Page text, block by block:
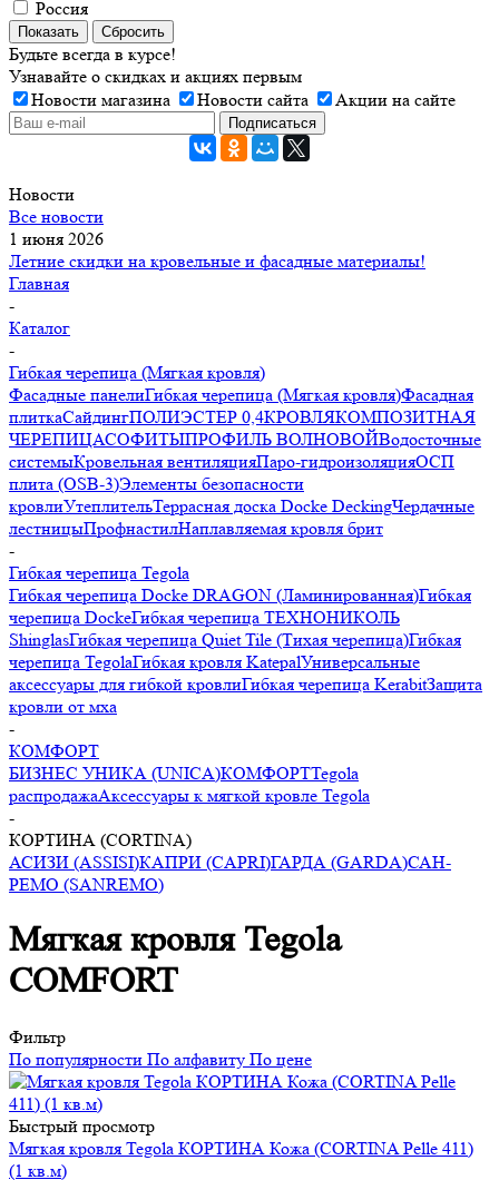
Россия
Показать Сбросить
Будьте всегда в курсе!
Узнавайте о скидках и акциях первым
Новости магазина
Новости сайта Акции на сайте
Новости
Все новости
1 июня 2026
Летние скидки на кровельные и фасадные материалы!
Главная
-
Каталог
-
Гибкая черепица (Мягкая кровля)
Фасадные панелиГибкая черепица (Мягкая кровля)Фасадная
плиткаСайдингПОЛИЭСТЕР 0,4КРОВЛЯКОМПОЗИТНАЯ
ЧЕРЕПИЦАСОФИТЫПРОФИЛЬ ВОЛНОВОЙВодосточные
системыКровельная вентиляцияПаро-гидроизоляцияОСП
плита (OSB-3)Элементы безопасности
кровлиУтеплительТеррасная доска Docke DeckingЧердачные
лестницыПрофнастилНаплавляемая кровля брит
-
Гибкая черепица Tegola
Гибкая черепица Docke DRAGON (Ламинированная)Гибкая
черепица DockeГибкая черепица ТЕХНОНИКОЛЬ
ShinglasГибкая черепица Quiet Tile (Тихая черепица)Гибкая
черепица TegolaГибкая кровля KatepalУниверсальные
аксессуары для гибкой кровлиГибкая черепица KerabitЗащита
кровли от мха
-
КОМФОРТ
БИЗНЕС УНИКА (UNICA)КОМФОРТTegola
распродажаАксессуары к мягкой кровле Tegola
-
КОРТИНА (CORTINA)
АСИЗИ (ASSISI)КАПРИ (CAPRI)ГАРДА (GARDA)САН-
РЕМО (SANREMO)
Мягкая кровля Tegola
COMFORT
Фильтр
По популярности По алфавиту По цене
Быстрый просмотр
Мягкая кровля Tegola КОРТИНА Кожа (CORTINA Pelle 411)
(1 кв.м)